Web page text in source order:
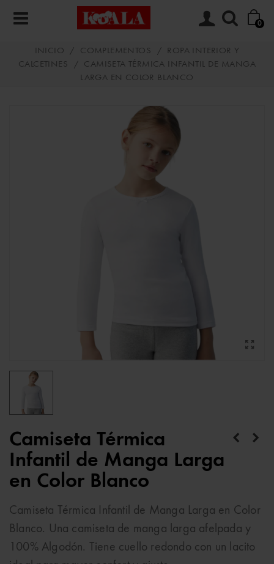
0
INICIO / COMPLEMENTOS /
ROPA INTERIOR Y
CALCETINES
/
CAMISETA TÉRMICA INFANTIL DE MANGA
LARGA EN COLOR BLANCO
Camiseta Térmica
Infantil de Manga Larga
en Color Blanco
Camiseta Térmica Infantil de Manga Larga en Color
Blanco. Una camiseta de manga larga afelpada y
100% Algodón. Tiene cuello redondo con un lacito